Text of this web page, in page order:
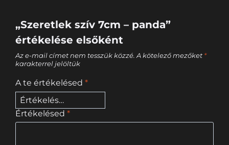
„Szeretlek szív 7cm – panda”
értékelése elsőként
Az e-mail címet nem tesszük közzé. A kötelező mezőket *
karakterrel jelöltük
A te értékelésed *
Értékelésed *